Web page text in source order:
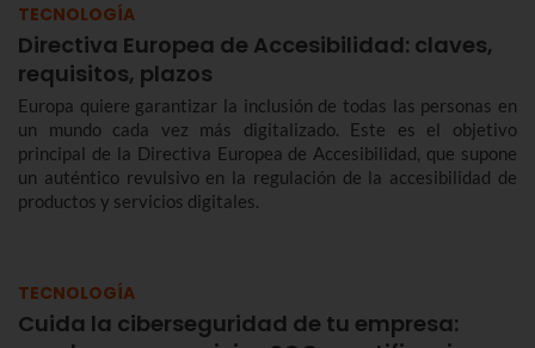
TECNOLOGÍA
Directiva Europea de Accesibilidad: claves,
requisitos, plazos
Europa quiere garantizar la inclusión de todas las personas en
un mundo cada vez más digitalizado. Este es el objetivo
principal de la Directiva Europea de Accesibilidad, que supone
un auténtico revulsivo en la regulación de la accesibilidad de
productos y servicios digitales.
TECNOLOGÍA
Cuida la ciberseguridad de tu empresa: